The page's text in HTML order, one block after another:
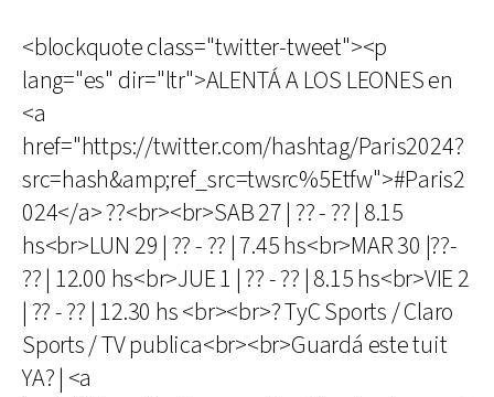
<blockquote class="twitter-tweet"><p
lang="es" dir="ltr">ALENTÁ A LOS LEONES en
<a
href="https://twitter.com/hashtag/Paris2024?
src=hash&amp;ref_src=twsrc%5Etfw">#Paris2
024</a> ??<br><br>SAB 27 | ?? - ?? | 8.15
hs<br>LUN 29 | ?? - ?? | 7.45 hs<br>MAR 30 |??-
?? | 12.00 hs<br>JUE 1 | ?? - ?? | 8.15 hs<br>VIE 2
| ?? - ?? | 12.30 hs <br><br>? TyC Sports / Claro
Sports / TV publica<br><br>Guardá este tuit
YA? | <a